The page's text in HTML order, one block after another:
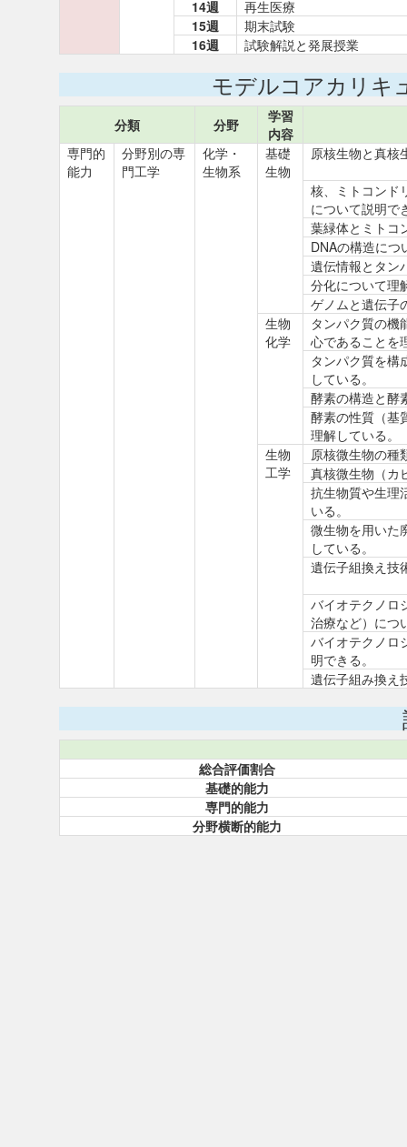
14週
再生医療
15週
期末試験
16週
試験解説と発展授業
モデルコアカリキ
分類 分野
学習
内容
専門的
能力
分野別の専
門工学
化学・
生物系
基礎
生物
原核生物と真核
核、ミトコンド
について説明で
葉緑体とミトコ
DNAの構造につ
遺伝情報とタン
分化について理
ゲノムと遺伝子
生物
化学
タンパク質の機
心であることを
タンパク質を構
している。
酵素の構造と酵
酵素の性質（基
理解している。
生物
工学
原核微生物の種
真核微生物（カ
抗生物質や生理
いる。
微生物を用いた
している。
遺伝子組換え技
バイオテクノロ
治療など）につ
バイオテクノロ
明できる。
遺伝子組み換え
総合評価割合
基礎的能力
専門的能力
分野横断的能力